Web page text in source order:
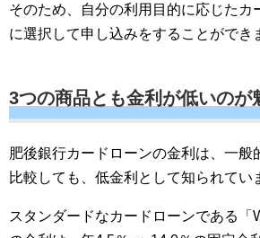
そのため、自分の利用目的に応じたカ
に選択して申し込みをすることができ
3つの商品とも金利が低いのが
肥後銀行カードローンの金利は、一般
比較しても、低金利として知られてい
スタンダードなカードローンである「